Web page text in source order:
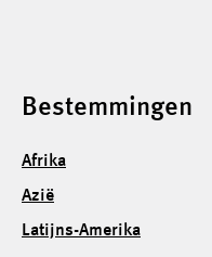
Bestemmingen
Afrika
Azië
Latijns-Amerika